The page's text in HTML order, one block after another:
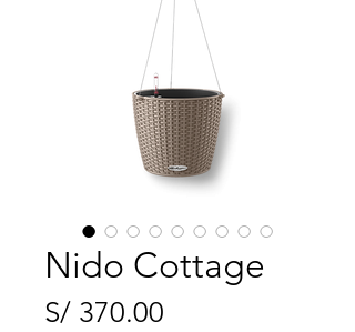
Nido Cottage
S/ 370.00